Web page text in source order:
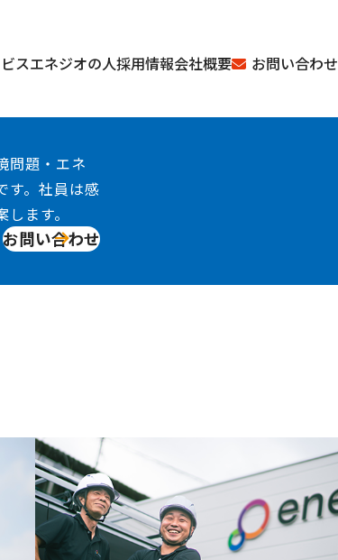
スエネジオの人採用情報会社概要 お問い合わせ
問題・エネ
す。社員は感
ます。
お問い合わせ